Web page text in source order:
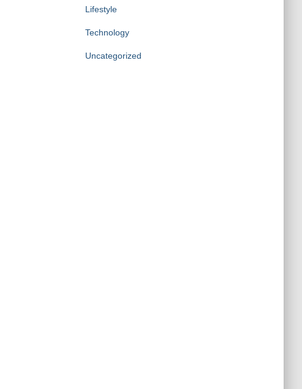
Lifestyle
Technology
Uncategorized